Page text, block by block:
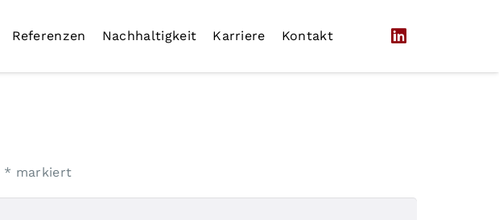
Referenzen Nachhaltigkeit Karriere Kontakt
* markiert